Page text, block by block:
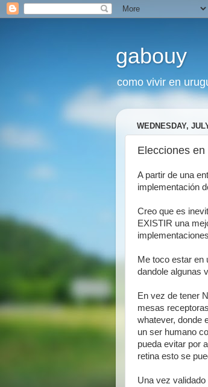
gabouy
como vivir en
WEDNESDAY,
Elecciones
A partir de una
implementación
Creo que es
EXISTIR una
Me toco estar en
dandole algunas
En vez de tener
mesas
whatever, donde
un ser humano
pueda evitar por
retina esto se
Una vez